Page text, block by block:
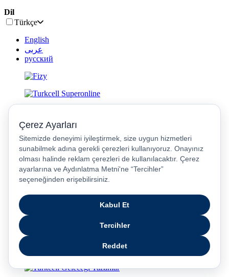
Dil
Türkçe
English
عربى
русский